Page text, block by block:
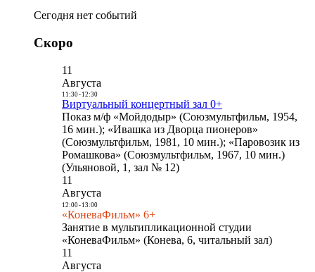
Сегодня нет событий
Скоро
11
Августа
11:30- 12:30
Виртуальный концертный зал 0+
Показ м/ф «Мойдодыр» (Союзмультфильм, 1954,
16 мин.); «Ивашка из Дворца пионеров»
(Союзмультфильм, 1981, 10 мин.); «Паровозик из
Ромашкова» (Союзмультфильм, 1967, 10 мин.)
(Ульяновой, 1, зал № 12)
11
Августа
12:00- 13:00
«КоневаФильм» 6+
Занятие в мультипликационной студии
«КоневаФильм» (Конева, 6, читальный зал)
11
Августа